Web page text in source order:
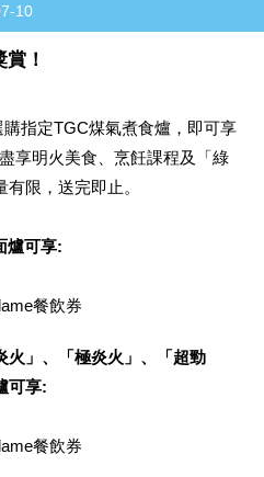
10
！
指定TGC煤氣煮食爐，即可享
享明火美食、烹飪課程及「綠
限，送完即止。
爐可享:
餐飲券
火」、「極炎火」、「超勁
可享:
餐飲券